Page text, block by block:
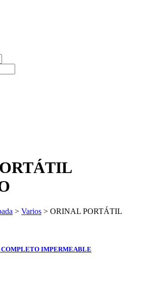
> Varios > ORINAL PORTÁTIL
IMPERMEABLE